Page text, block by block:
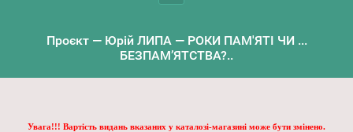
Проєкт — Юрій ЛИПА — РОКИ ПАМ'ЯТІ ЧИ ...
БЕЗПАМ’ЯТСТВА?..
Увага!!! Вартість видань вказаних у каталозі-магазині може бути змінено.